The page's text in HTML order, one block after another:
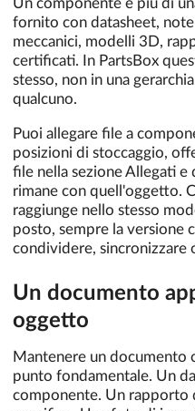
fornito con datasheet,
meccanici, modelli 3D,
certificati. In PartsBox
stesso, non in una
qualcuno.
Puoi allegare file a
posizioni di stoccaggio,
file nella sezione Allegati e
rimane con quell'oggetto.
raggiunge nello stesso
posto, sempre la versione
condividere, sincronizzare
Un documento
oggetto
Mantenere un documento
punto fondamentale. Un
componente. Un rapporto